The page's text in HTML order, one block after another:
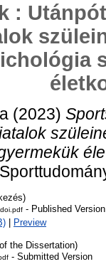
:
(2023)
- Published Version
Preview
the Dissertation)
- Submitted Version